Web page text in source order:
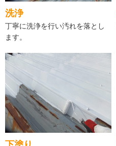
洗浄
丁寧に洗浄を行い汚れを落とし
ます。